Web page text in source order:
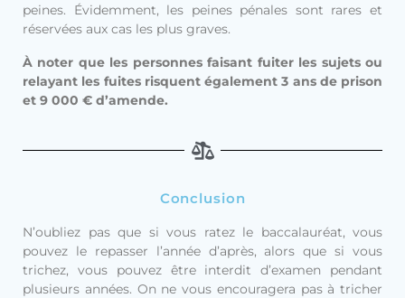
peines. Évidemment, les peines pénales sont rares et
réservées aux cas les plus graves.
À noter que les personnes faisant fuiter les sujets ou
relayant les fuites risquent également 3 ans de prison
et 9 000 € d’amende.
Conclusion
N’oubliez pas que si vous ratez le baccalauréat, vous
pouvez le repasser l’année d’après, alors que si vous
trichez, vous pouvez être interdit d’examen pendant
plusieurs années. On ne vous encouragera pas à tricher